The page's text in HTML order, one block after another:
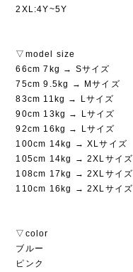
2XL:4Y~5Y
▽model size
66cm 7kg → Sサイズ
75cm 9.5kg → Mサイズ
83cm 11kg → Lサイズ
90cm 13kg → Lサイズ
92cm 16kg → Lサイズ
100cm 14kg → XLサイズ
105cm 14kg → 2XLサイズ
108cm 17kg → 2XLサイズ
110cm 16kg → 2XLサイズ
▽color
ブルー
ピンク